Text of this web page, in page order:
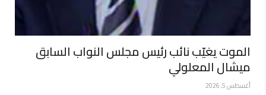
الموت يغيّب نائب رئيس مجلس النواب السابق
ميشال المعلولي
أغسطس 5, 2026